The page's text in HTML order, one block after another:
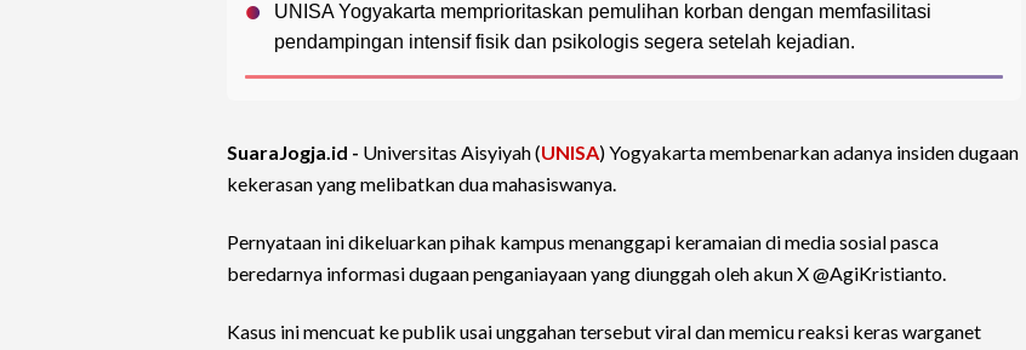
UNISA Yogyakarta memprioritaskan pemulihan korban dengan memfasilitasi
pendampingan intensif fisik dan psikologis segera setelah kejadian.
SuaraJogja.id - Universitas Aisyiyah (UNISA) Yogyakarta membenarkan adanya insiden dugaan
kekerasan yang melibatkan dua mahasiswanya.
Pernyataan ini dikeluarkan pihak kampus menanggapi keramaian di media sosial pasca
beredarnya informasi dugaan penganiayaan yang diunggah oleh akun X @AgiKristianto.
Kasus ini mencuat ke publik usai unggahan tersebut viral dan memicu reaksi keras warganet